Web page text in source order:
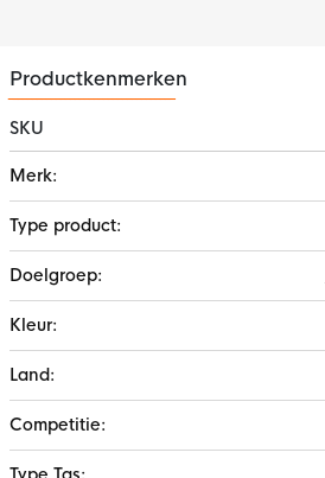
Productkenmerken
SKU
informatie